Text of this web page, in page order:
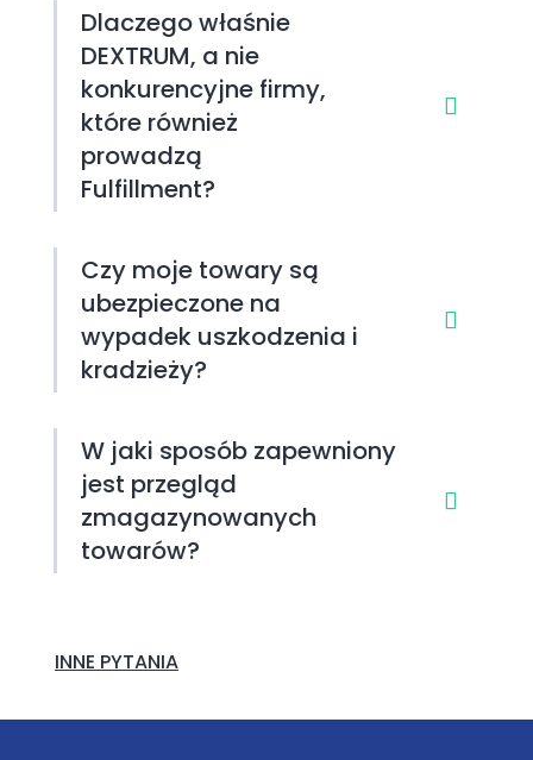
Dlaczego właśnie
DEXTRUM, a nie
konkurencyjne firmy,
które również
prowadzą
Fulfillment?
Czy moje towary są
ubezpieczone na
wypadek uszkodzenia i
kradzieży?
W jaki sposób zapewniony
jest przegląd
zmagazynowanych
towarów?
INNE PYTANIA